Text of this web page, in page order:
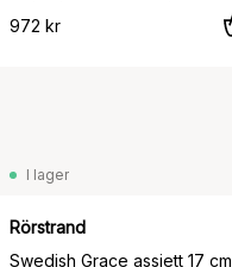
972 kr
I lager
Rörstrand
Swedish Grace assiett 17 cm,